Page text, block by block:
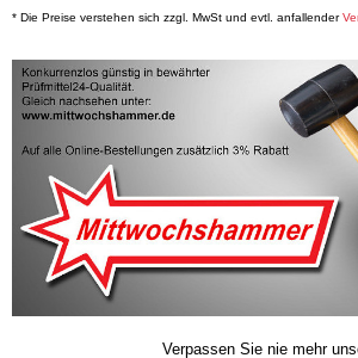
* Die Preise verstehen sich zzgl. MwSt und evtl. anfallender
Verpassen Sie nie mehr